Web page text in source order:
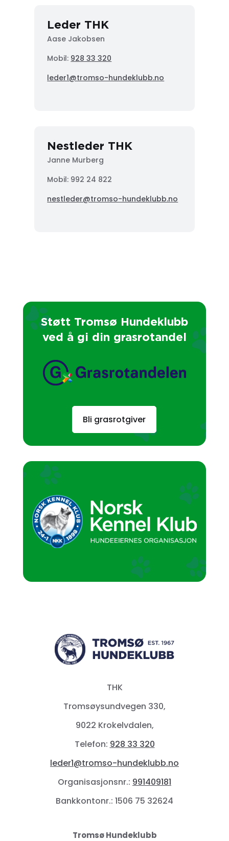
Leder THK
Aase Jakobsen
Mobil: 928 33 320
leder1@tromso-hundeklubb.no
Nestleder THK
Janne Murberg
Mobil: 992 24 822
nestleder@tromso-hundeklubb.no
Støtt Tromsø Hundeklubb
ved å gi din grasrotandel
Bli grasrotgiver
THK
Tromsøysundvegen 330,
9022 Krokelvdalen,
Telefon: 928 33 320
leder1@tromso-hundeklubb.no
Organisasjonsnr.: 991409181
Bankkontonr.: 1506 75 32624
Tromsø Hundeklubb